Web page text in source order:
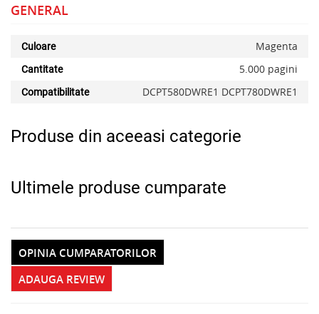
GENERAL
Culoare Magenta
Cantitate 5.000 pagini
Compatibilitate DCPT580DWRE1 DCPT780DWRE1
Produse din aceeasi categorie
Ultimele produse cumparate
ADAUGA REVIEW
OPINIA CUMPARATORILOR
x